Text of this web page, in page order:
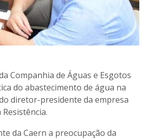
Companhia de Águas e Esgotos
do abastecimento de água na
diretor-presidente da empresa
da Caern a preocupação da